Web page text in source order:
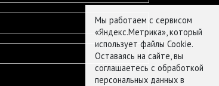
Мы работаем с сервисом
«Яндекс.Метрика», который
использует файлы Cookie.
Оставаясь на сайте, вы
соглашаетесь с обработкой
персональных данных в